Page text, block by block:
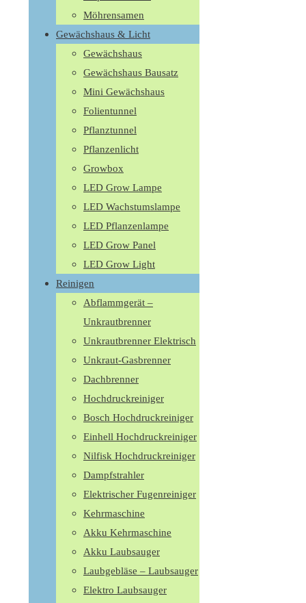
Möhrensamen
Gewächshaus & Licht
Gewächshaus
Gewächshaus Bausatz
Mini Gewächshaus
Folientunnel
Pflanztunnel
Pflanzenlicht
Growbox
LED Grow Lampe
LED Wachstumslampe
LED Pflanzenlampe
LED Grow Panel
LED Grow Light
Reinigen
Abflammgerät –
Unkrautbrenner
Unkrautbrenner Elektrisch
Unkraut-Gasbrenner
Dachbrenner
Hochdruckreiniger
Bosch Hochdruckreiniger
Einhell Hochdruckreiniger
Nilfisk Hochdruckreiniger
Dampfstrahler
Elektrischer Fugenreiniger
Kehrmaschine
Akku Kehrmaschine
Akku Laubsauger
Laubgebläse – Laubsauger
Elektro Laubsauger